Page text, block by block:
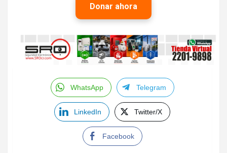
Donar ahora
WhatsApp Telegram
LinkedIn Twitter/X
Facebook